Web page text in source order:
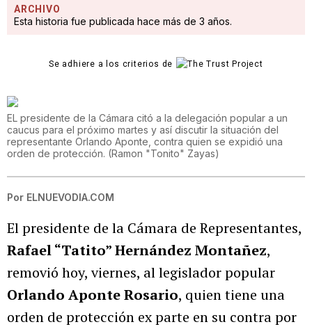
ARCHIVO
Esta historia fue publicada hace más de 3 años.
Se adhiere a los criterios de
EL presidente de la Cámara citó a la delegación popular a un
caucus para el próximo martes y así discutir la situación del
representante Orlando Aponte, contra quien se expidió una
orden de protección. (Ramon "Tonito" Zayas)
Por ELNUEVODIA.COM
El presidente de la Cámara de Representantes,
Rafael “Tatito” Hernández Montañez,
removió hoy, viernes, al legislador popular
Orlando Aponte Rosario, quien tiene una
orden de protección ex parte en su contra por